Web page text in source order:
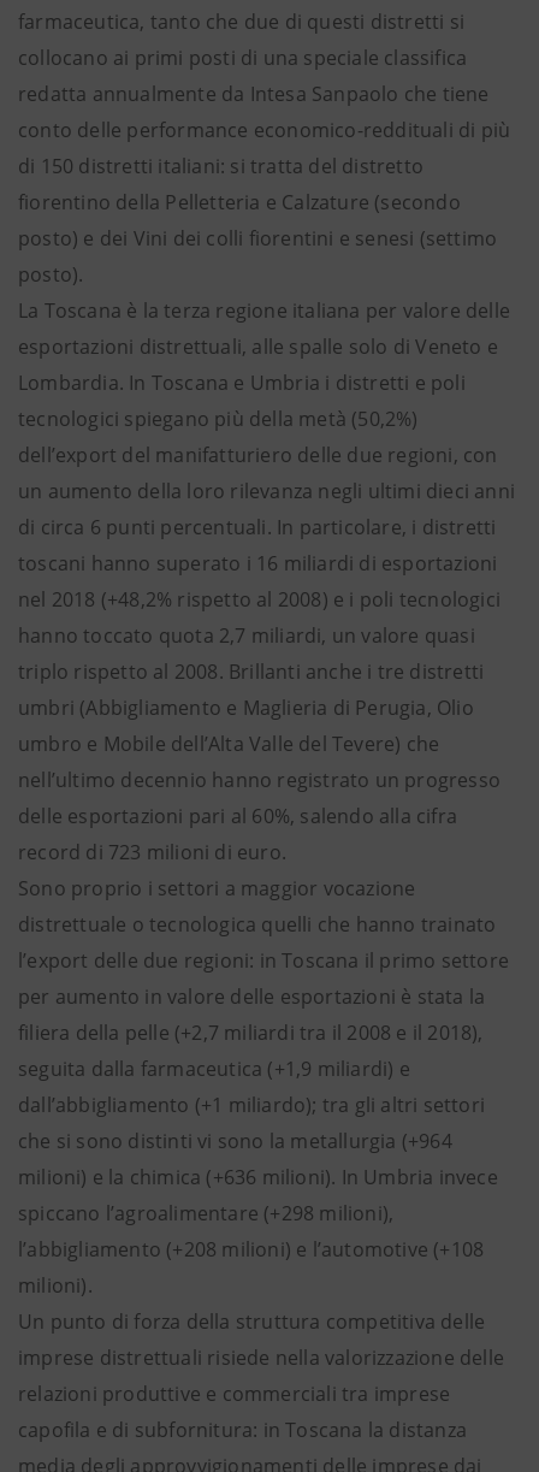
farmaceutica, tanto che due di questi distretti si
collocano ai primi posti di una speciale classifica
redatta annualmente da Intesa Sanpaolo che tiene
conto delle performance economico-reddituali di più
di 150 distretti italiani: si tratta del distretto
fiorentino della Pelletteria e Calzature (secondo
posto) e dei Vini dei colli fiorentini e senesi (settimo
posto).
La Toscana è la terza regione italiana per valore delle
esportazioni distrettuali, alle spalle solo di Veneto e
Lombardia. In Toscana e Umbria i distretti e poli
tecnologici spiegano più della metà (50,2%)
dell’export del manifatturiero delle due regioni, con
un aumento della loro rilevanza negli ultimi dieci anni
di circa 6 punti percentuali. In particolare, i distretti
toscani hanno superato i 16 miliardi di esportazioni
nel 2018 (+48,2% rispetto al 2008) e i poli tecnologici
hanno toccato quota 2,7 miliardi, un valore quasi
triplo rispetto al 2008. Brillanti anche i tre distretti
umbri (Abbigliamento e Maglieria di Perugia, Olio
umbro e Mobile dell’Alta Valle del Tevere) che
nell’ultimo decennio hanno registrato un progresso
delle esportazioni pari al 60%, salendo alla cifra
record di 723 milioni di euro.
Sono proprio i settori a maggior vocazione
distrettuale o tecnologica quelli che hanno trainato
l’export delle due regioni: in Toscana il primo settore
per aumento in valore delle esportazioni è stata la
filiera della pelle (+2,7 miliardi tra il 2008 e il 2018),
seguita dalla farmaceutica (+1,9 miliardi) e
dall’abbigliamento (+1 miliardo); tra gli altri settori
che si sono distinti vi sono la metallurgia (+964
milioni) e la chimica (+636 milioni). In Umbria invece
spiccano l’agroalimentare (+298 milioni),
l’abbigliamento (+208 milioni) e l’automotive (+108
milioni).
Un punto di forza della struttura competitiva delle
imprese distrettuali risiede nella valorizzazione delle
relazioni produttive e commerciali tra imprese
capofila e di subfornitura: in Toscana la distanza
media degli approvvigionamenti delle imprese dai